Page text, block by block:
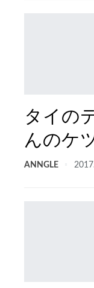
タイの
んのケ
ANNGLE